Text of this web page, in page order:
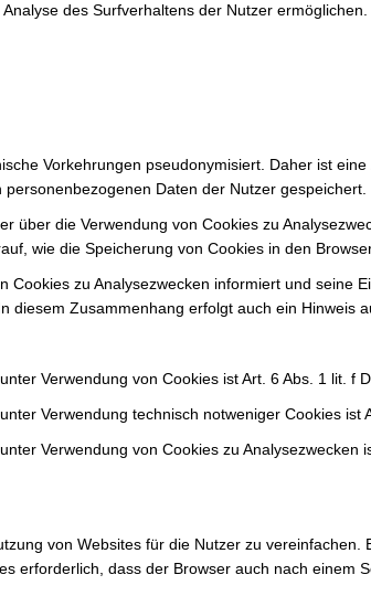
des Surfverhaltens der Nutzer ermöglichen.
Vorkehrungen pseudonymisiert. Daher ist
Daten der Nutzer gespeichert.
über die Verwendung von Cookies zu
wie die Speicherung von Cookies in den
zu Analysezwecken informiert und seine
Zusammenhang erfolgt auch ein Hinweis
Verwendung von Cookies ist Art. 6 Abs. 1 lit. f
Verwendung technisch notweniger Cookies ist
Verwendung von Cookies zu Analysezwecken
von Websites für die Nutzer zu
erforderlich, dass der Browser auch nach einem